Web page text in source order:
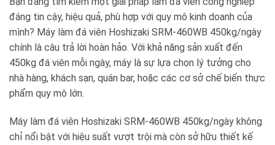
đáng tin cậy, hiệu quả, phù hợp với quy mô kinh doanh của
mình? Máy làm đá viên Hoshizaki SRM-460WB 450kg/ngày
chính là câu trả lời hoàn hảo. Với khả năng sản xuất đến
450kg đá viên mỗi ngày, máy là sự lựa chọn lý tưởng cho
nhà hàng, khách sạn, quán bar, hoặc các cơ sở chế biến thực
phẩm quy mô lớn.
Máy làm đá viên Hoshizaki SRM-460WB 450kg/ngày không
chỉ nổi bật với hiệu suất vượt trội mà còn sở hữu thiết kế